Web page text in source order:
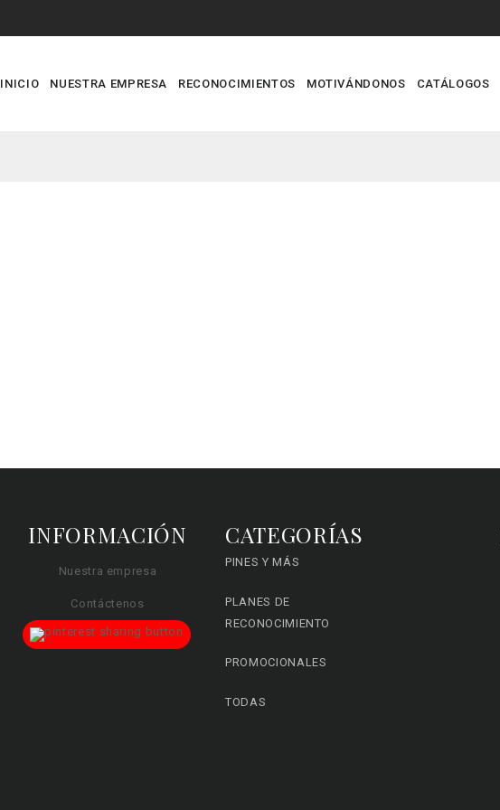
INICIO NUESTRA EMPRESA RECONOCIMIENTOS MOTIVÁNDONOS CATÁLOGOS
INFORMACIÓN
Nuestra empresa
Contáctenos
CATEGORÍAS
PINES Y MÁS
PLANES DE
RECONOCIMIENTO
PROMOCIONALES
TODAS